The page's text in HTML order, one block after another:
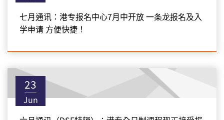
七月通讯：港专报名中心7月中开放 一条龙报名及入
学申请 方便快捷！
23
Jun